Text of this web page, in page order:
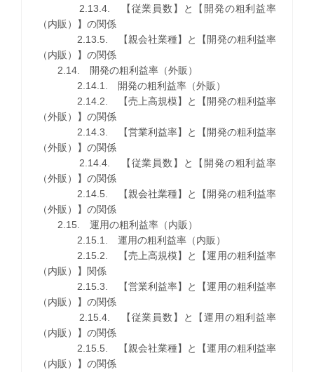
2.13.4. 【従業員数】と【開発の粗利益率
（内販）】の関係
2.13.5. 【親会社業種】と【開発の粗利益率
（内販）】の関係
2.14. 開発の粗利益率（外販）
2.14.1. 開発の粗利益率（外販）
2.14.2. 【売上高規模】と【開発の粗利益率
（外販）】の関係
2.14.3. 【営業利益率】と【開発の粗利益率
（外販）】の関係
2.14.4. 【従業員数】と【開発の粗利益率
（外販）】の関係
2.14.5. 【親会社業種】と【開発の粗利益率
（外販）】の関係
2.15. 運用の粗利益率（内販）
2.15.1. 運用の粗利益率（内販）
2.15.2. 【売上高規模】と【運用の粗利益率
（内販）】関係
2.15.3. 【営業利益率】と【運用の粗利益率
（内販）】の関係
2.15.4. 【従業員数】と【運用の粗利益率
（内販）】の関係
2.15.5. 【親会社業種】と【運用の粗利益率
（内販）】の関係